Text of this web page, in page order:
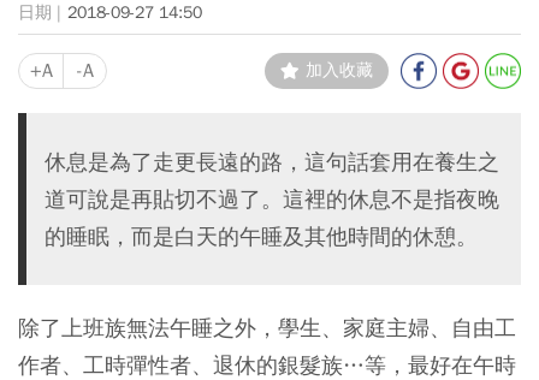
2018-09-27 14:50
+A -A 加入收藏
休息是為了走更長遠的路，這句話套用在養生之
道可說是再貼切不過了。這裡的休息不是指夜晚
的睡眠，而是白天的午睡及其他時間的休憩。
除了上班族無法午睡之外，學生、家庭主婦、自由工
作者、工時彈性者、退休的銀髮族…等，最好在午時